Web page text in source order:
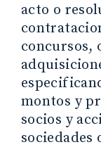
acto o
concursos,
montos y
socios y
sociedades